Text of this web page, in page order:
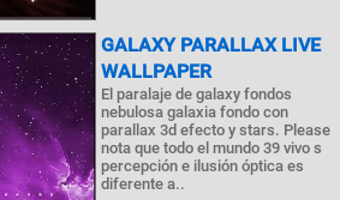
GALAXY PARALLAX LIVE
WALLPAPER
El paralaje de galaxy fondos
nebulosa galaxia fondo con
parallax 3d efecto y stars. Please
nota que todo el mundo 39 vivo s
percepción e ilusión óptica es
diferente a..